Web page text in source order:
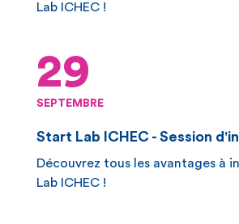
Lab ICHEC !
29
SEPTEMBRE
Start Lab ICHEC - Session
Découvrez tous les avantages à
Lab ICHEC !